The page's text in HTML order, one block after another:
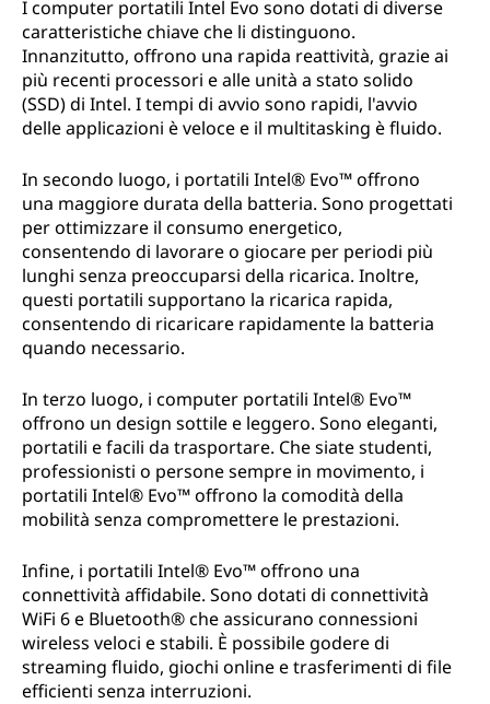
I computer portatili Intel Evo sono dotati di diverse
caratteristiche chiave che li distinguono.
Innanzitutto, offrono una rapida reattività, grazie ai
più recenti processori e alle unità a stato solido
(SSD) di Intel. I tempi di avvio sono rapidi, l'avvio
delle applicazioni è veloce e il multitasking è fluido.
In secondo luogo, i portatili Intel® Evo™ offrono
una maggiore durata della batteria. Sono progettati
per ottimizzare il consumo energetico,
consentendo di lavorare o giocare per periodi più
lunghi senza preoccuparsi della ricarica. Inoltre,
questi portatili supportano la ricarica rapida,
consentendo di ricaricare rapidamente la batteria
quando necessario.
In terzo luogo, i computer portatili Intel® Evo™
offrono un design sottile e leggero. Sono eleganti,
portatili e facili da trasportare. Che siate studenti,
professionisti o persone sempre in movimento, i
portatili Intel® Evo™ offrono la comodità della
mobilità senza compromettere le prestazioni.
Infine, i portatili Intel® Evo™ offrono una
connettività affidabile. Sono dotati di connettività
WiFi 6 e Bluetooth® che assicurano connessioni
wireless veloci e stabili. È possibile godere di
streaming fluido, giochi online e trasferimenti di file
efficienti senza interruzioni.